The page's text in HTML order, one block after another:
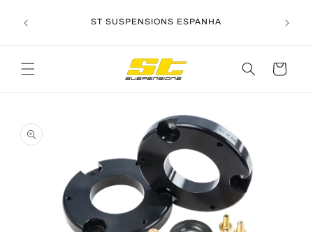
conteúdo
ST SUSPENSIONS ESPANHA
Carrinho
informação
do produto